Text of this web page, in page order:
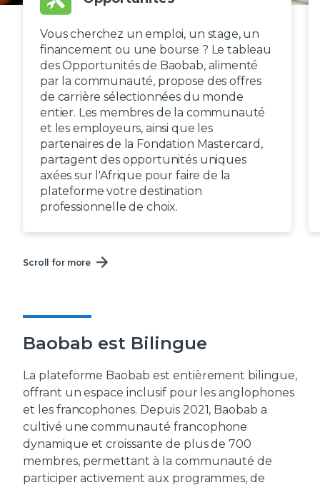
Vous cherchez un emploi, un stage, un
financement ou une bourse ? Le tableau
des Opportunités de Baobab, alimenté
par la communauté, propose des offres
de carrière sélectionnées du monde
entier. Les membres de la communauté
et les employeurs, ainsi que les
partenaires de la Fondation Mastercard,
partagent des opportunités uniques
axées sur l'Afrique pour faire de la
plateforme votre destination
professionnelle de choix.
Scroll for more
Baobab est Bilingue
La plateforme Baobab est entièrement bilingue,
offrant un espace inclusif pour les anglophones
et les francophones. Depuis 2021, Baobab a
cultivé une communauté francophone
dynamique et croissante de plus de 700
membres, permettant à la communauté de
participer activement aux programmes, de